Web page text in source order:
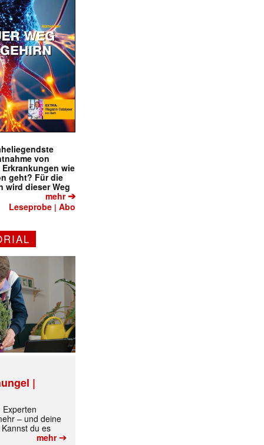
von
wie
geht? Für die
wird dieser Weg
mehr➔
Leseprobe |Abo
|
Experten
– und deine
du es
mehr➔